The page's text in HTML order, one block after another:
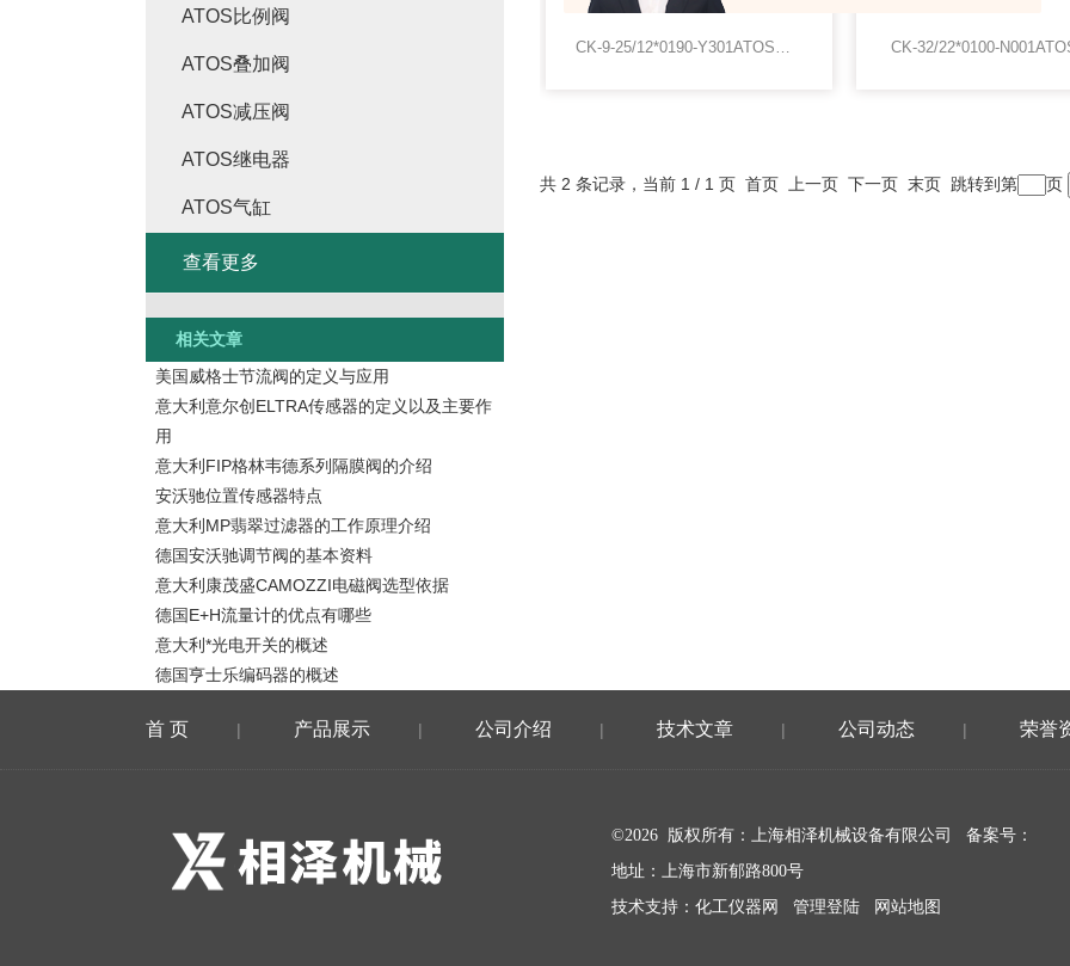
CK-9-25/12*0190-Y301ATOS气缸 CK-32/22*0100-
共 2 条记录，当前 1 / 1 页 首页 上一页 下一页 末页 跳转到第 页
ATOS比例阀
ATOS叠加阀
ATOS减压阀
ATOS继电器
ATOS气缸
查看更多
相关文章
美国威格士节流阀的定义与应用
意大利意尔创ELTRA传感器的定义以及主要作
用
意大利FIP格林韦德系列隔膜阀的介绍
安沃驰位置传感器特点
意大利MP翡翠过滤器的工作原理介绍
德国安沃驰调节阀的基本资料
意大利康茂盛CAMOZZI电磁阀选型依据
德国E+H流量计的优点有哪些
意大利*光电开关的概述
德国亨士乐编码器的概述
首 页 | 产品展示 | 公司介绍 | 技术文章 | 公司动态 | 荣誉
©2026 版权所有：上海相泽机械设备有限公司 备案号：
地址：上海市新郁路800号
技术支持： 化工仪器网 管理登陆 网站地图